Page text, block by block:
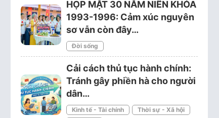
HỌP MẶT 30 NĂM NIÊN KHÓA
1993-1996: Cảm xúc nguyên
sơ vẫn còn đây…
Đời sống
Cải cách thủ tục hành chính:
Tránh gây phiền hà cho người
dân…
Kinh tế - Tài chính
Thời sự - Xã hội